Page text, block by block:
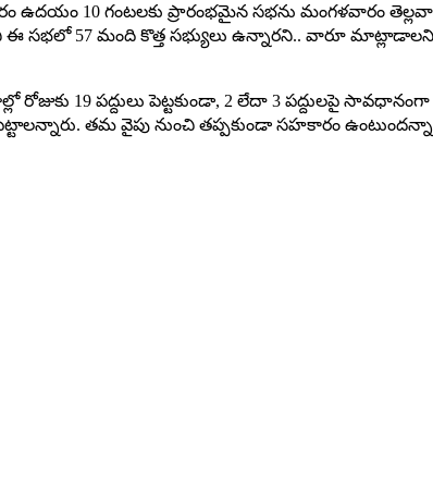
ఉదయం 10 గంటలకు ప్రారంభమైన సభను మంగ‌ళ‌వారం
57 మంది కొత్త స‌భ్యులు ఉన్నారని.. వారూ మాట్లాడాల‌ని
ప‌ద్దులు పెట్ట‌కుండా, 2 లేదా 3 ప‌ద్దుల‌పై సావ‌ధానంగా
తమ వైపు నుంచి త‌ప్ప‌కుండా సహకారం